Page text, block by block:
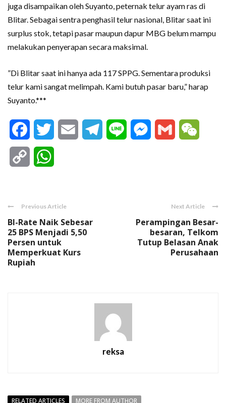
juga disampaikan oleh Suyanto, peternak telur ayam ras di
Blitar. Sebagai sentra penghasil telur nasional, Blitar saat ini
surplus stok, tetapi pasar maupun dapur MBG belum mampu
melakukan penyerapan secara maksimal.
”Di Blitar saat ini hanya ada 117 SPPG. Sementara produksi
telur kami sangat melimpah. Kami butuh pasar baru,” harap
Suyanto.***
FacebookTwitter Email Telegram
Line Messenger
Gmail
Copy
Previous Article
BI-Rate Naik Sebesar
25 BPS Menjadi 5,50
Persen untuk
Memperkuat Kurs
Rupiah
Next Article
Perampingan Besar-
besaran, Telkom
Tutup Belasan Anak
Perusahaan
reksa
RELATED ARTICLES MORE FROM AUTHOR